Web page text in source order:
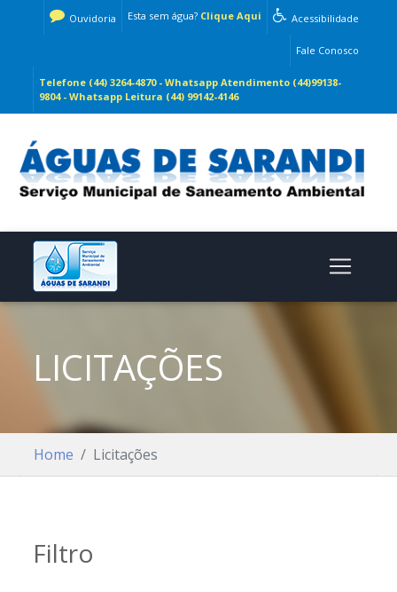
Acessibilidade
Esta sem água? Clique Aqui
Ouvidoria
Fale Conosco
Telefone (44) 3264-4870 - Whatsapp Atendimento (44)99138-
9804 - Whatsapp Leitura (44) 99142-4146
LICITAÇÕES
Home Licitações
Filtro